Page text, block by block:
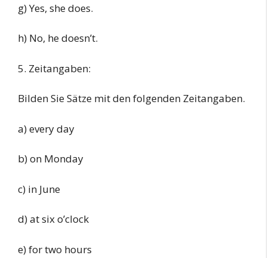
g) Yes, she does.
h) No, he doesn’t.
5. Zeitangaben:
Bilden Sie Sätze mit den folgenden Zeitangaben.
a) every day
b) on Monday
c) in June
d) at six o’clock
e) for two hours